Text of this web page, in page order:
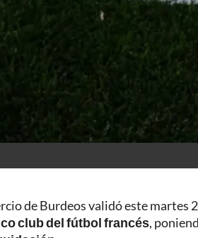
de Burdeos validó este martes
club del fútbol francés,